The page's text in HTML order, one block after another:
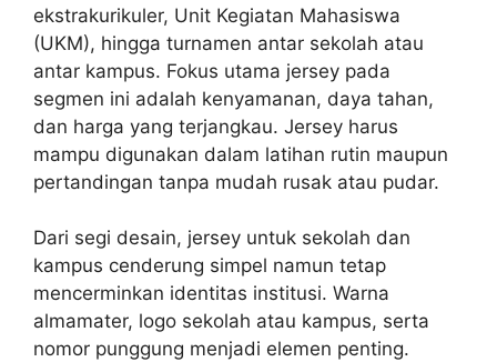
ekstrakurikuler, Unit Kegiatan Mahasiswa
(UKM), hingga turnamen antar sekolah atau
antar kampus. Fokus utama jersey pada
segmen ini adalah kenyamanan, daya tahan,
dan harga yang terjangkau. Jersey harus
mampu digunakan dalam latihan rutin maupun
pertandingan tanpa mudah rusak atau pudar.
Dari segi desain, jersey untuk sekolah dan
kampus cenderung simpel namun tetap
mencerminkan identitas institusi. Warna
almamater, logo sekolah atau kampus, serta
nomor punggung menjadi elemen penting.